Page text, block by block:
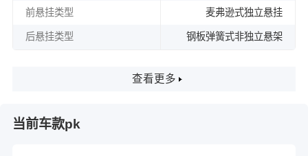
前悬挂类型 麦弗逊式独立悬挂
后悬挂类型 钢板弹簧式非独立悬架
查看更多
当前车款pk